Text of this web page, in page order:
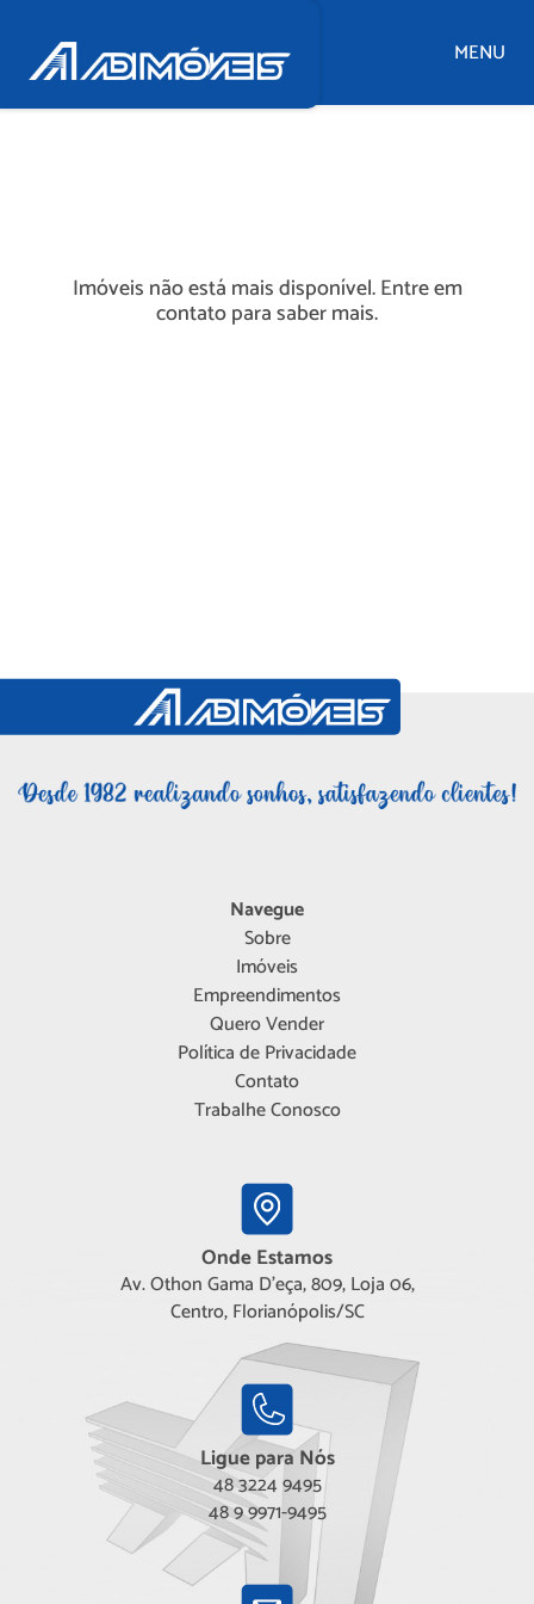
MENU
Imóveis não está mais disponível. Entre em
contato para saber mais.
Navegue
Sobre
Imóveis
Empreendimentos
Quero Vender
Política de Privacidade
Contato
Trabalhe Conosco
Onde Estamos
Av. Othon Gama D'eça, 809, Loja 06,
Centro, Florianópolis/SC
Ligue para Nós
48 3224 9495
48 9 9971-9495